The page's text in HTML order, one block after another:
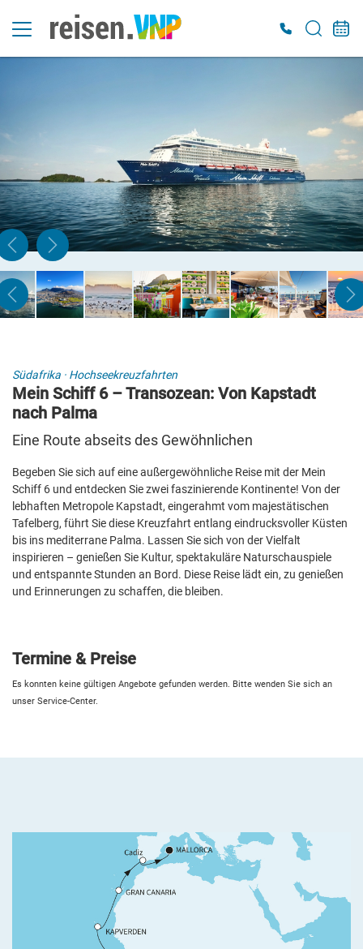
Südafrika · Hochseekreuzfahrten
Mein Schiff 6 – Transozean: Von Kapstadt
nach Palma
Eine Route abseits des Gewöhnlichen
Begeben Sie sich auf eine außergewöhnliche Reise mit der Mein
Schiff 6 und entdecken Sie zwei faszinierende Kontinente! Von der
lebhaften Metropole Kapstadt, eingerahmt vom majestätischen
Tafelberg, führt Sie diese Kreuzfahrt entlang eindrucksvoller Küsten
bis ins mediterrane Palma. Lassen Sie sich von der Vielfalt
inspirieren – genießen Sie Kultur, spektakuläre Naturschauspiele
und entspannte Stunden an Bord. Diese Reise lädt ein, zu genießen
und Erinnerungen zu schaffen, die bleiben.
Termine & Preise
Es konnten keine gültigen Angebote gefunden werden. Bitte wenden Sie sich an
unser Service-Center.